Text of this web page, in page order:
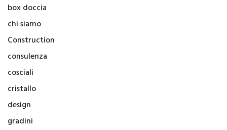
box doccia
chi siamo
Construction
consulenza
cosciali
cristallo
design
gradini